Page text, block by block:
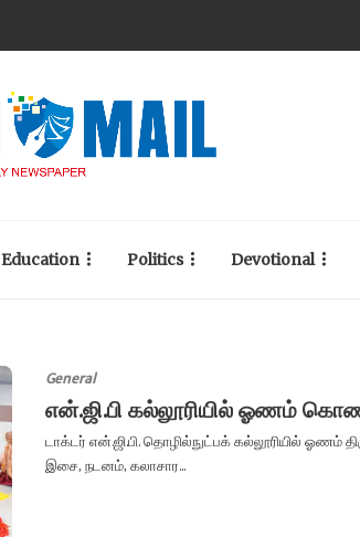
Education Politics Devotional
General
என்.ஜி.பி கல்லூரியில் ஓணம்
டாக்டர் என்.ஜி.பி. தொழில்நுட்பக் கல்லூரியில் ஓணம்
இசை, நடனம், கலாசார...